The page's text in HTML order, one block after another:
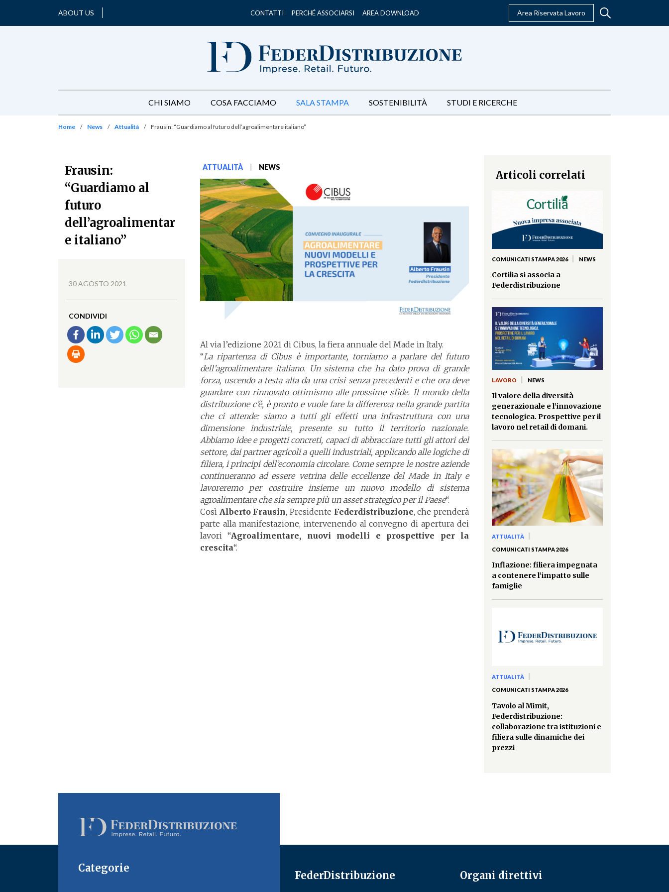
ABOUT US CONTATTI PERCHÉ ASSOCIARSI AREA DOWNLOAD Area Riservata Lavoro
CHI SIAMO COSA FACCIAMO SALA STAMPA SOSTENIBILITÀ STUDI E RICERCHE
Home / News / Attualità / Frausin: “Guardiamo al futuro dell’agroalimentare italiano”
Frausin:
“Guardiamo al
futuro
dell’agroalimentar
e italiano”
30 AGOSTO 2021
CONDIVIDI
ATTUALITÀ NEWS
Al via l’edizione 2021 di Cibus, la fiera annuale del Made in Italy.
“La ripartenza di Cibus è importante, torniamo a parlare del futuro
dell’agroalimentare italiano. Un sistema che ha dato prova di grande
forza, uscendo a testa alta da una crisi senza precedenti e che ora deve
guardare con rinnovato ottimismo alle prossime sfide. Il mondo della
distribuzione c’è, è pronto e vuole fare la differenza nella grande partita
che ci attende: siamo a tutti gli effetti una infrastruttura con una
dimensione industriale, presente su tutto il territorio nazionale.
Abbiamo idee e progetti concreti, capaci di abbracciare tutti gli attori del
settore, dai partner agricoli a quelli industriali, applicando alle logiche di
filiera, i principi dell’economia circolare. Come sempre le nostre aziende
continueranno ad essere vetrina delle eccellenze del Made in Italy e
lavoreremo per costruire insieme un nuovo modello di sistema
agroalimentare che sia sempre più un asset strategico per il Paese“.
Così Alberto Frausin, Presidente Federdistribuzione, che prenderà
parte alla manifestazione, intervenendo al convegno di apertura dei
lavori “Agroalimentare, nuovi modelli e prospettive per la
crescita“.
Articoli correlati
COMUNICATI STAMPA 2026 NEWS
Cortilia si associa a
Federdistribuzione
LAVORO NEWS
Il valore della diversità
generazionale e l’innovazione
tecnologica. Prospettive per il
lavoro nel retail di domani.
ATTUALITÀ
COMUNICATI STAMPA 2026
Inflazione: filiera impegnata
a contenere l’impatto sulle
famiglie
ATTUALITÀ
COMUNICATI STAMPA 2026
Tavolo al Mimit,
Federdistribuzione:
collaborazione tra istituzioni e
filiera sulle dinamiche dei
prezzi
Categorie
FederDistribuzione Organi direttivi